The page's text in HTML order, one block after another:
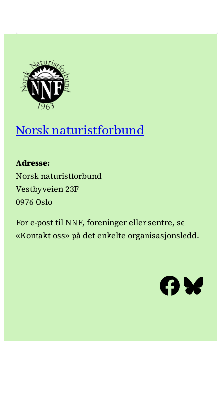
Norsk naturistforbund
Adresse:
Norsk naturistforbund
Vestbyveien 23F
0976 Oslo
For e-post til NNF, foreninger eller sentre, se
«Kontakt oss» på det enkelte organisasjonsledd.
Facebook Bluesky